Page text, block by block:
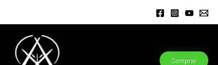
contenido
Comprar